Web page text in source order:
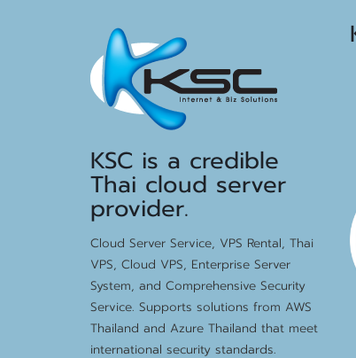
KSC is a credible
Thai cloud server
provider.
Cloud Server Service, VPS Rental, Thai
VPS, Cloud VPS, Enterprise Server
System, and Comprehensive Security
Service. Supports solutions from AWS
Thailand and Azure Thailand that meet
international security standards.